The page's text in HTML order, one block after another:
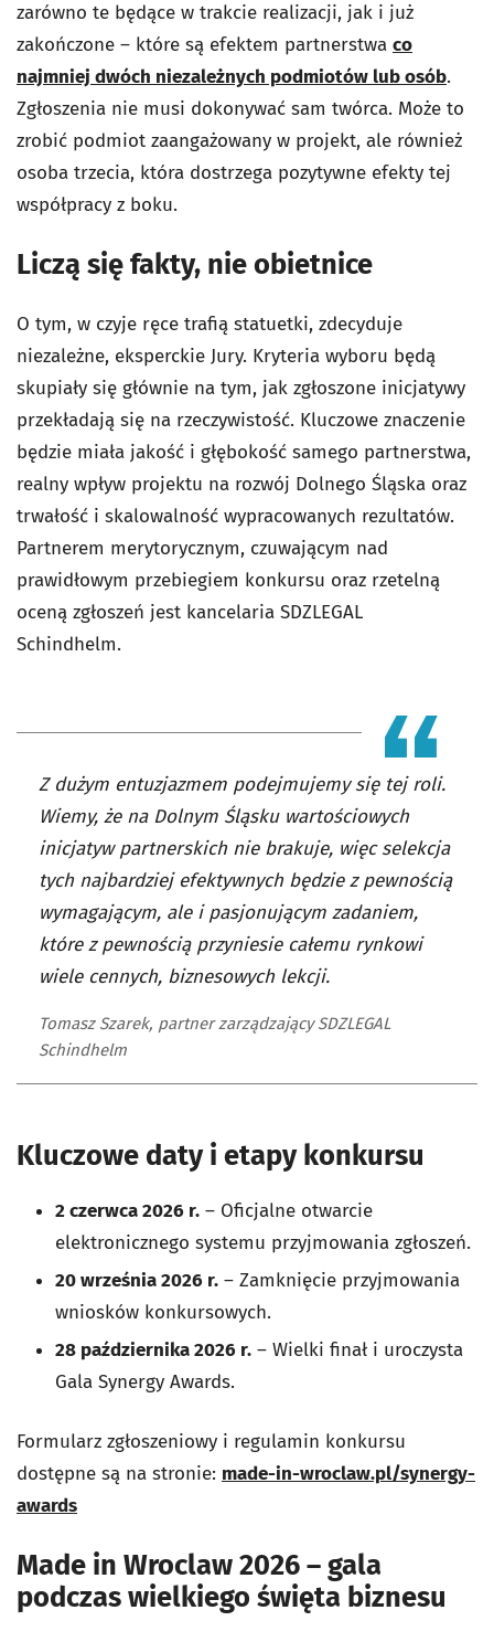
zarówno te będące w trakcie realizacji, jak i już
zakończone – które są efektem partnerstwa co
najmniej dwóch niezależnych podmiotów lub osób.
Zgłoszenia nie musi dokonywać sam twórca. Może to
zrobić podmiot zaangażowany w projekt, ale również
osoba trzecia, która dostrzega pozytywne efekty tej
współpracy z boku.
Liczą się fakty, nie obietnice
O tym, w czyje ręce trafią statuetki, zdecyduje
niezależne, eksperckie Jury. Kryteria wyboru będą
skupiały się głównie na tym, jak zgłoszone inicjatywy
przekładają się na rzeczywistość. Kluczowe znaczenie
będzie miała jakość i głębokość samego partnerstwa,
realny wpływ projektu na rozwój Dolnego Śląska oraz
trwałość i skalowalność wypracowanych rezultatów.
Partnerem merytorycznym, czuwającym nad
prawidłowym przebiegiem konkursu oraz rzetelną
oceną zgłoszeń jest kancelaria SDZLEGAL
Schindhelm.
Z dużym entuzjazmem podejmujemy się tej roli.
Wiemy, że na Dolnym Śląsku wartościowych
inicjatyw partnerskich nie brakuje, więc selekcja
tych najbardziej efektywnych będzie z pewnością
wymagającym, ale i pasjonującym zadaniem,
które z pewnością przyniesie całemu rynkowi
wiele cennych, biznesowych lekcji.
Tomasz Szarek, partner zarządzający SDZLEGAL
Schindhelm
Kluczowe daty i etapy konkursu
2 czerwca 2026 r. – Oficjalne otwarcie
elektronicznego systemu przyjmowania zgłoszeń.
20 września 2026 r. – Zamknięcie przyjmowania
wniosków konkursowych.
28 października 2026 r. – Wielki finał i uroczysta
Gala Synergy Awards.
Formularz zgłoszeniowy i regulamin konkursu
dostępne są na stronie: made-in-wroclaw.pl/synergy-
awards
Made in Wroclaw 2026 – gala
podczas wielkiego święta biznesu